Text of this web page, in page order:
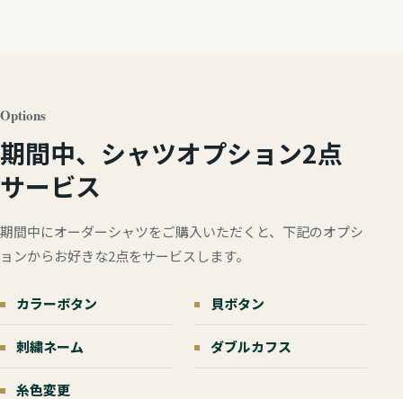
Options
期間中、シャツオプション2点
サービス
期間中にオーダーシャツをご購入いただくと、下記のオプシ
ョンからお好きな2点をサービスします。
カラーボタン 貝ボタン
刺繍ネーム ダブルカフス
糸色変更